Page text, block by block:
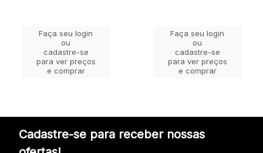
Faça seu login
ou
cadastre-se
para ver preços
e comprar
Faça seu login
ou
cadastre-se
para ver preços
e comprar
Cadastre-se para receber nossas